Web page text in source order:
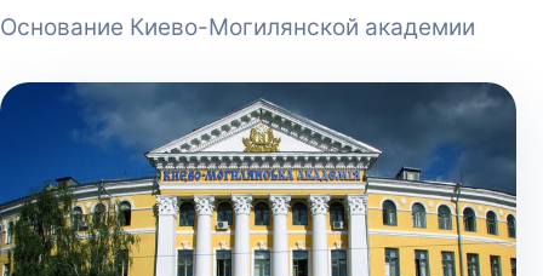
Основание Киево-Могилянской академии